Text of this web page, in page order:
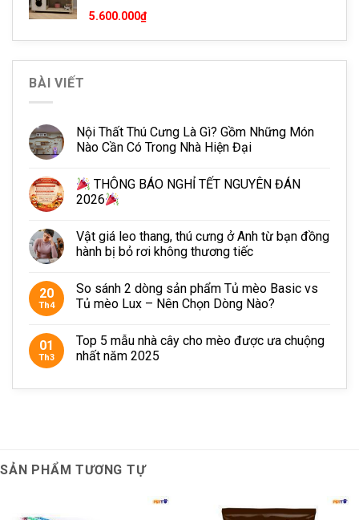
Tính thẩm mỹ cao, phù hợp với không gian hiện đại.
Giá cả phù hợp với mọi đối tượng
Kích Thước Sản Phẩm
Kích thước size M: 50*38*10.
Chất lượng nhựa bền, đẹp, lỳ.
Cam Kết Chất Lượng
Tại PETTO,
mèo, đồ cào móng, nhà cây cho mèođược đổi trả hoặc
hoàn tiền 100% nếu có sai sót về chất lượng hoặc hư hỏng
Liên Hệ
Địa Chỉ: 658 Đỗ Xuân Hợp, P.Phước Bình, Q9, TP.HCM
facebook: https://www.facebook.com/petto.com.vn/
5.600.000₫
BÀI VIẾT
Nội Thất Thú Cưng Là Gì? Gồm Những Món
Nào Cần Có Trong Nhà Hiện Đại
THÔNG BÁO NGHỈ TẾT NGUYÊN ĐÁN
2026
Vật giá leo thang, thú cưng ở Anh từ bạn đồng
hành bị bỏ rơi không thương tiếc
20
Th4
So sánh 2 dòng sản phẩm Tủ mèo Basic vs
Tủ mèo Lux – Nên Chọn Dòng Nào?
01
Th3
Top 5 mẫu nhà cây cho mèo được ưa chuộng
nhất năm 2025
SẢN PHẨM TƯƠNG TỰ